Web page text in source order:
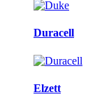
Duracell
Elzett